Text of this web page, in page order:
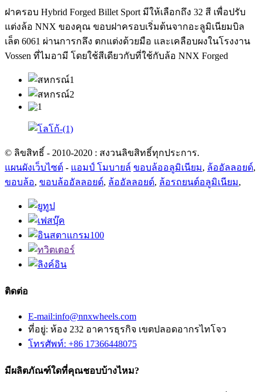
ฝาครอบ Hybrid Forged Billet Sport มีให้เลือกถึง 32 สี เพื่อปรับ
แต่งล้อ NNX ของคุณ ขอบฝาครอบเริ่มต้นจากอะลูมิเนียมบิล
เล็ต 6061 ผ่านการกลึง ตกแต่งด้วยมือ และเคลือบผงในโรงงาน
Vossen ที่ไมอามี โดยใช้สีเดียวกับที่ใช้กับล้อ NNX Forged
© ลิขสิทธิ์ - 2010-2020 : สงวนลิขสิทธิ์ทุกประการ.
แผนผังเว็บไซต์ - แอมป์ โมบายล์ ขอบล้ออลูมิเนียม, ล้ออัลลอยด์,
ขอบล้อ, ขอบล้ออัลลอยด์, ล้ออัลลอยด์, ล้อรถยนต์อลูมิเนียม,
ติดต่อ
E-mail:info@nnxwheels.com
ที่อยู่: ห้อง 232 อาคารธุรกิจ เขตปลอดอากรไทโจว
โทรศัพท์: +86 17366448075
มีผลิตภัณฑ์ใดที่คุณชอบบ้างไหม?